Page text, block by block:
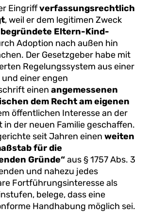
Eingriffverfassungsrechtlich
, weil er dem legitimen Zweck
Eltern-Kind-
Adoption nach außen hin
Der Gesetzgeber habe mit
Regelungssystem aus einer
und einer engen
einen angemessenen
dem Recht am eigenen
öffentlichen Interesse an der
in der neuen Familie geschaffen.
seit Jahren einen weiten
für die
Gründe“aus § 1757 Abs. 3
und nahezu jedes
Fortführungsinteresse als
belege, dass eine
Handhabung möglich sei.